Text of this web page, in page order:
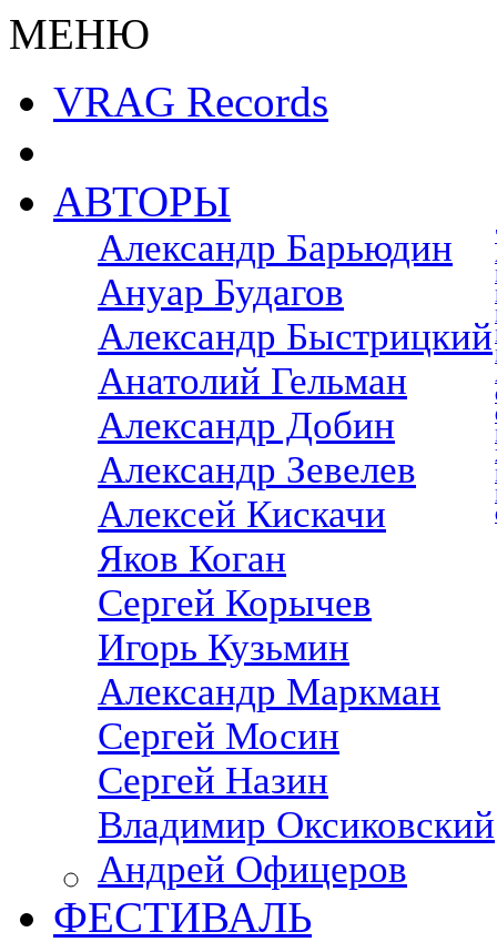
МЕНЮ
VRAG Records
АВТОРЫ
Александр Барьюдин
Ануар Будагов
Александр Быстрицкий
Анатолий Гельман
Александр Добин
Александр Зевелев
Алексей Кискачи
Яков Коган
Сергей Корычев
Игорь Кузьмин
Александр Маркман
Сергей Мосин
Сергей Назин
Владимир Оксиковский
Андрей Офицеров
ФЕСТИВАЛЬ